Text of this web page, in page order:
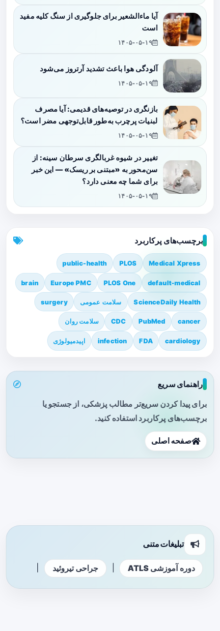
آیا ماءالشعیر برای جلوگیری از سنگ کلیه مفید
است
۱۴۰۵-۰۵-۱۹
آلودگی هوا باعث تشدید آرتروز می‌شود
۱۴۰۵-۰۵-۱۹
بازنگری در توصیه‌های قدیمی: آیا مصرف
لبنیات پرچرب به‌طور قابل‌توجهی مضر است؟
۱۴۰۵-۰۵-۱۹
تغییر در شیوه غربالگری سرطان سینه: از
سن‌محور به «مبتنی بر ریسک» — این خبر
برای شما چه معنی دارد؟
۱۴۰۵-۰۵-۱۹
برچسب‌های پرکاربرد
Medical Xpress
PLOS
public-health
default-medical
PLOS One
Europe PMC
brain
ScienceDaily Health سلامت عمومی surgery
cancer
PubMed
CDC سلامت روان
cardiology
FDA
infection اپیدمیولوژی
راهنمای سریع
برای پیدا کردن سریع‌تر مطالب پزشکی، از جستجو یا
برچسب‌های پرکاربرد استفاده کنید.
صفحه اصلی
تبلیغات متنی
دوره آموزشی ATLS جراحی تیروئید